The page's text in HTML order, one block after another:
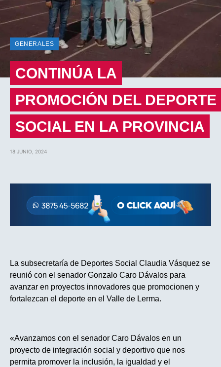
GENERALES
CONTINÚA LA
PROMOCIÓN DEL DEPORTE
SOCIAL EN LA PROVINCIA
18 JUNIO, 2024
La subsecretaría de Deportes Social Claudia Vásquez se
reunió con el senador Gonzalo Caro Dávalos para
avanzar en proyectos innovadores que promocionen y
fortalezcan el deporte en el Valle de Lerma.
«Avanzamos con el senador Caro Dávalos en un
proyecto de integración social y deportivo que nos
permita promover la inclusión, la igualdad y el